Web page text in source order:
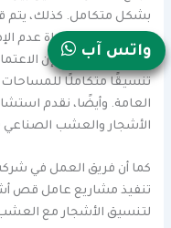
بشكل متكامل. كذلك، يتم
وجمالها، مع مراعاة عدم
المحيطة. لذلك، فإن
تنسيقًا متكاملًا
العامة. وأيضًا، نقدم
الأشجار والعشب
كما أن فريق العمل في
تنفيذ مشاريع عامل قص
لتنسيق الأشجار مع
واتس آب